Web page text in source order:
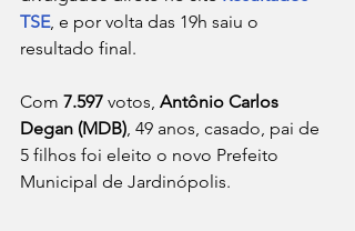
TSE, e por volta das 19h saiu o
resultado final.
Com 7.597 votos, Antônio Carlos
Degan (MDB), 49 anos, casado, pai de
5 filhos foi eleito o novo Prefeito
Municipal de Jardinópolis.